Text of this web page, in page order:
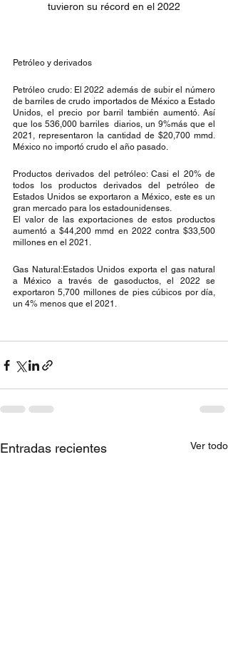
tuvieron su récord en el 2022
Petróleo y derivados
Petróleo crudo: El 2022 además de subir el número
de barriles de crudo importados de México a Estado
Unidos, el precio por barril también aumentó. Así
que los 536,000 barriles  diarios, un 9%más que el
2021, representaron la cantidad de $20,700 mmd.
México no importó crudo el año pasado.
Productos derivados del petróleo: Casi el 20% de
todos los productos derivados del petróleo de
Estados Unidos se exportaron a México, este es un
gran mercado para los estadounidenses.
El valor de las exportaciones de estos productos
aumentó a $44,200 mmd en 2022 contra $33,500
millones en el 2021.
Gas Natural:Estados Unidos exporta el gas natural
a México a través de gasoductos, el 2022 se
exportaron 5,700 millones de pies cúbicos por día,
un 4% menos que el 2021.
Entradas recientes Ver todo